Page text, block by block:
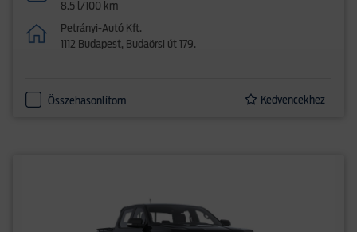
8.5 l/100 km
Petrányi-Autó Kft.
1112 Budapest, Budaörsi út 179.
Összehasonlítom Kedvencekhez